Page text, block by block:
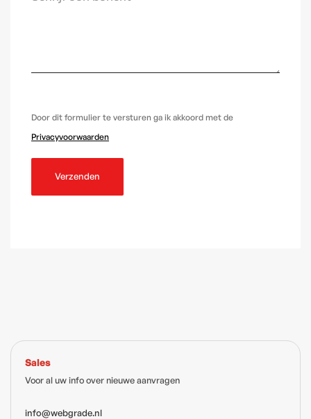
Door dit formulier te versturen ga ik akkoord met de
Privacyvoorwaarden
Sales
Voor al uw info over nieuwe aanvragen
info@webgrade.nl